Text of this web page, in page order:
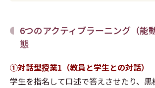
6つのアクティブラーニング（能
態
①対話型授業1（教員と学生との対話）
学生を指名して口述で答えさせたり、